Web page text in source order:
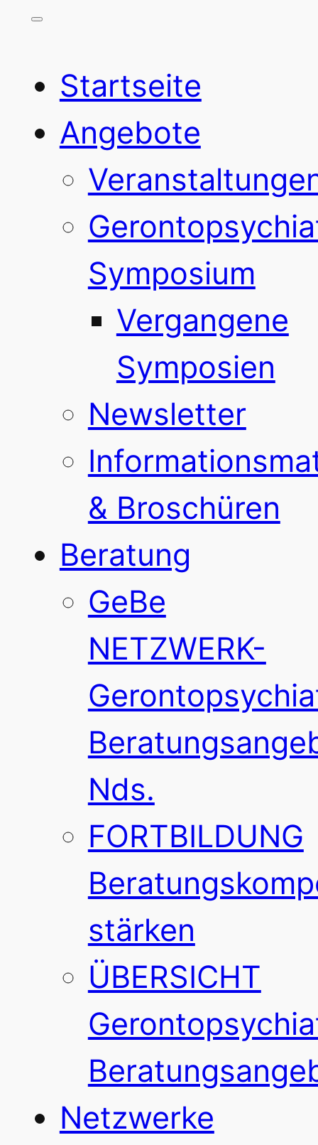
Startseite
Angebote
Symposium
Vergangene
Symposien
Newsletter
& Broschüren
Beratung
GeBe
NETZWERK-
Nds.
FORTBILDUNG
stärken
ÜBERSICHT
Netzwerke